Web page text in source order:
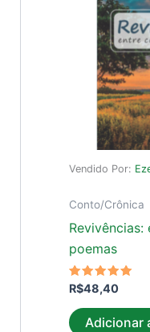
Vendido Por:
Conto/Crônica
poemas
Avaliação
4.91
de 5
R$48,40
Adicionar